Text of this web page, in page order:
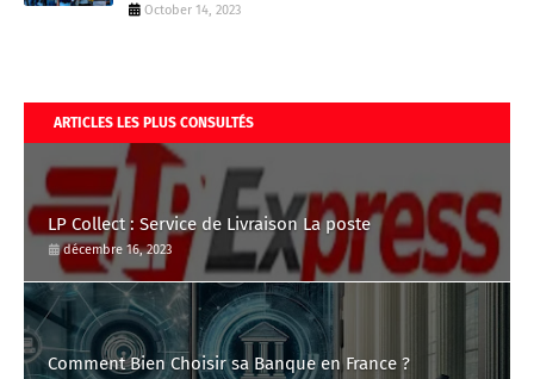
October 14, 2023
ARTICLES LES PLUS CONSULTÉS
LP Collect : Service de Livraison La poste
décembre 16, 2023
Comment Bien Choisir sa Banque en France ?